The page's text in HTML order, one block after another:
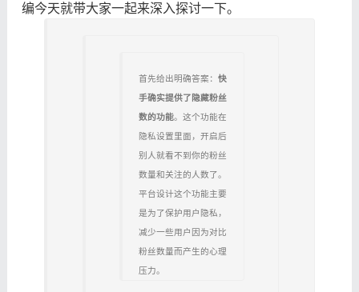
编今天就带大家一起来深入探讨一下。
首先给出明确答案： 快
手确实提供了隐藏粉丝
数的功能。这个功能在
隐私设置里面，开启后
别人就看不到你的粉丝
数量和关注的人数了。
平台设计这个功能主要
是为了保护用户隐私，
减少一些用户因为对比
粉丝数量而产生的心理
压力。